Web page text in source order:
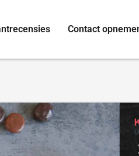
Contact